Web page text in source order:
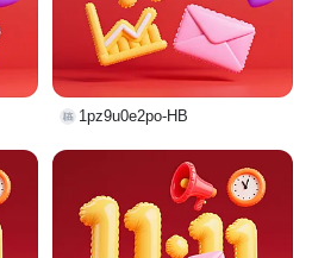
1pz9u0e2po-HB